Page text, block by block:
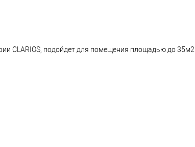
CLARIOS, подойдет для помещения площадью до 35м2